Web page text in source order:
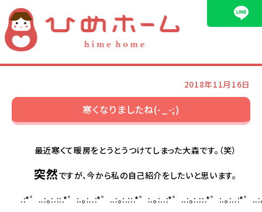
ブログ
2018年11月16日
寒くなりましたね(-_-;)
最近寒くて暖房をとうとうつけてしまった大森です。（笑）
突然ですが、今から私の自己紹介をしたいと思います。
.:*゜..:。:.::.*゜:.。:..:*゜..:。:.::.*゜:.。:..:*゜..:。:.::.*゜:.。:..:*゜